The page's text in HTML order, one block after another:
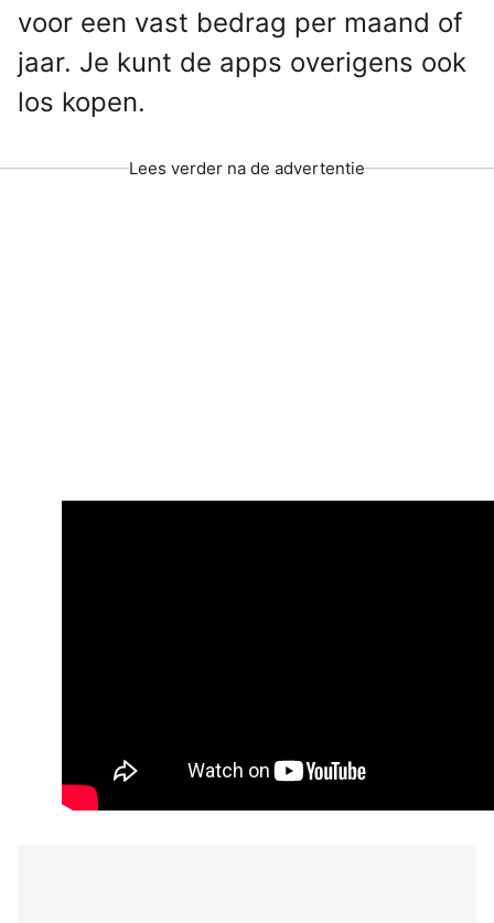
voor een vast bedrag per maand of
jaar. Je kunt de apps overigens ook
los kopen.
Lees verder na de advertentie